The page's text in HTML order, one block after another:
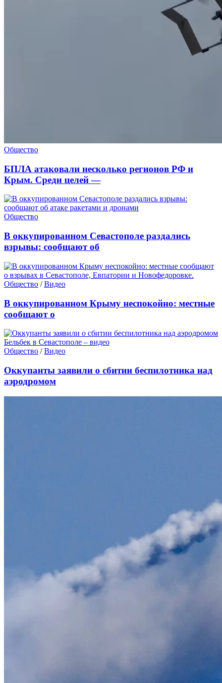
Общество
БПЛА атаковали несколько регионов РФ и
Крым. Среди целей —
Общество
В оккупированном Севастополе раздались
взрывы: сообщают об
Общество /Видео
В оккупированном Крыму неспокойно: местные
сообщают о
Общество /Видео
Оккупанты заявили о сбитии беспилотника над
аэродромом